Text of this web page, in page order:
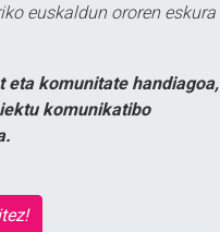
euskaldun ororen eskura
eta komunitate handiagoa,
komunikatibo